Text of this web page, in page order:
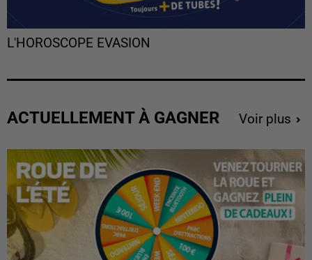
L'HOROSCOPE EVASION
ACTUELLEMENT À GAGNER Voir plus